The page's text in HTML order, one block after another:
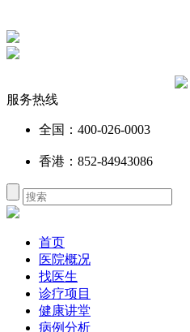
服务热线
全国：400-026-0003
香港：852-84943086
首页
医院概况
找医生
诊疗项目
健康讲堂
病例分析